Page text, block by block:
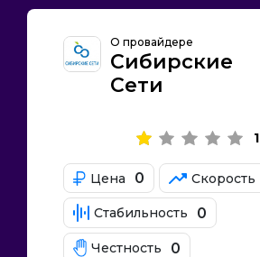
О провайдере
Сибирские
Сети
1
Цена 0 Скорость
Стабильность 0
Честность 0